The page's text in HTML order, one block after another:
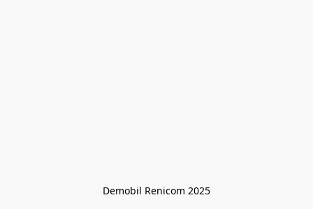
Demobil Renicom 2025